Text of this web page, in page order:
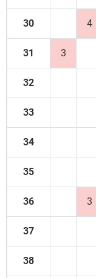
30 4
31 3
32
33
34
35
36 3
37
38